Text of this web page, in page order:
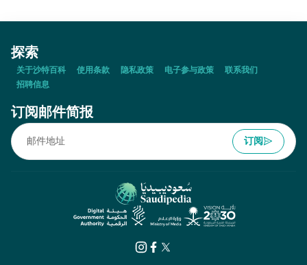
探索
关于沙特百科 使用条款 隐私政策 电子参与政策
联系我们
招聘信息
订阅邮件简报
订阅